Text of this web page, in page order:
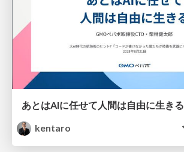
あとはAIに任せて人間は自由に生きる
kentaro